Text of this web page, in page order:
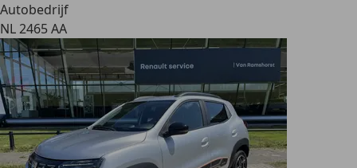
Autobedrijf
NL 2465 AA